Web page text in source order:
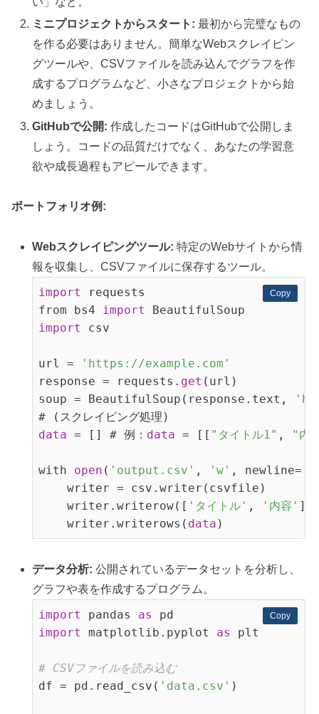
ミニプロジェクトからスタート: 最初から完璧なもの
を作る必要はありません。簡単なWebスクレイピン
グツールや、CSVファイルを読み込んでグラフを作
成するプログラムなど、小さなプロジェクトから始
めましょう。
GitHubで公開: 作成したコードはGitHubで公開しま
しょう。コードの品質だけでなく、あなたの学習意
欲や成長過程もアピールできます。
ポートフォリオ例:
Webスクレイピングツール: 特定のWebサイトから情
報を収集し、CSVファイルに保存するツール。
Copy
Copy
import
requests
from bs4 import
import
csv
url =
'https://example.com'
response = requests. get (url)
soup = BeautifulSoup(response.text,
data = [] # 例： data = [[ "タイトル1" , "内
with open ( 'output.csv' , 'w' , newline=
    writer = csv.writer(csvfile)
    writer.writerow([
'タイトル' , '内容' ])
    writer.writerows(
data )
データ分析: 公開されているデータセットを分析し、
グラフや表を作成するプログラム。
Copy
Copy
import pandas as
import
matplotlib.pyplot as plt
# CSVファイルを読み込む
df = pd.read_csv( 'data.csv' )